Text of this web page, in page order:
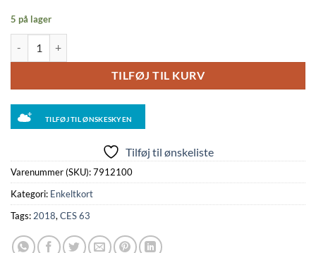
5 på lager
TILFØJ TIL KURV
TILFØJ TIL ØNSKESKYEN
Tilføj til ønskeliste
Varenummer (SKU):7912100
Kategori: Enkeltkort
Tags: 2018, CES 63